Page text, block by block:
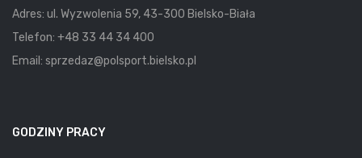
Adres: ul. Wyzwolenia 59, 43-300 Bielsko-Biała
Telefon: +48 33 44 34 400
Email: sprzedaz@polsport.bielsko.pl
GODZINY PRACY